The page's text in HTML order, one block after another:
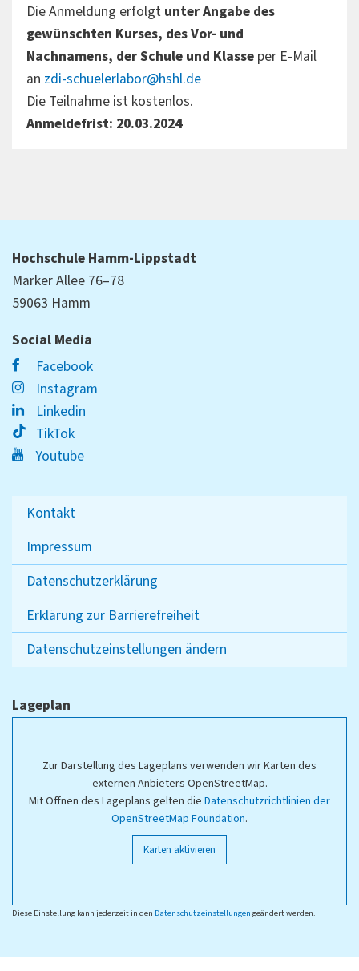
Die Anmeldung erfolgt unter Angabe des
gewünschten Kurses, des Vor- und
Nachnamens, der Schule und Klasseper E-Mail
an zdi-schuelerlabor@hshl.de
Die Teilnahme ist kostenlos.
Anmeldefrist: 20.03.2024
Hochschule Hamm-Lippstadt
Marker Allee 76–78
59063 Hamm
Social Media
Facebook
Instagram
Linkedin
TikTok
Youtube
Kontakt
Impressum
Datenschutzerklärung
Erklärung zur Barrierefreiheit
Datenschutzeinstellungen ändern
Lageplan
Zur Darstellung des Lageplans verwenden wir Karten des
externen Anbieters OpenStreetMap.
Mit Öffnen des Lageplans gelten die Datenschutzrichtlinien der
OpenStreetMap Foundation.
Karten aktivieren
Diese Einstellung kann jederzeit in den Datenschutzeinstellungen geändert werden.